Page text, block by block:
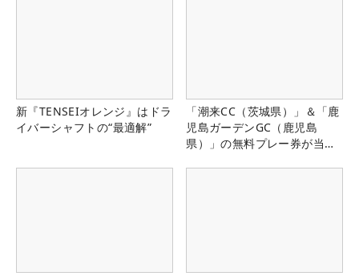
新『TENSEIオレンジ』はドラ
イバーシャフトの“最適解”
「潮来CC（茨城県）」＆「鹿
児島ガーデンGC（鹿児島
県）」の無料プレー券が当た